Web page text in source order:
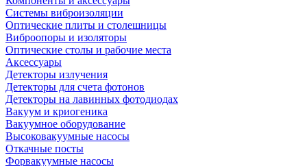
Системы виброизоляции
Оптические плиты и столешницы
Виброопоры и изоляторы
Оптические столы и рабочие места
Аксессуары
Детекторы излучения
Детекторы для счета фотонов
Детекторы на лавинных фотодиодах
Вакуум и криогеника
Вакуумное оборудование
Высоковакуумные насосы
Откачные посты
Форвакуумные насосы